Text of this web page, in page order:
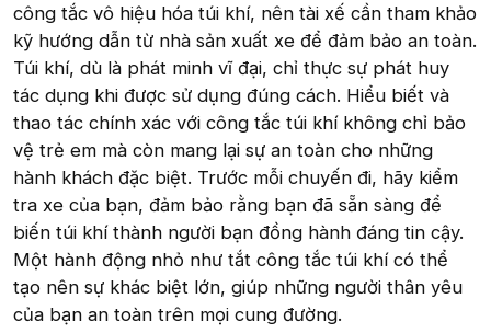
công tắc vô hiệu hóa túi khí, nên tài xế cần tham khảo
kỹ hướng dẫn từ nhà sản xuất xe để đảm bảo an toàn.
Túi khí, dù là phát minh vĩ đại, chỉ thực sự phát huy
tác dụng khi được sử dụng đúng cách. Hiểu biết và
thao tác chính xác với công tắc túi khí không chỉ bảo
vệ trẻ em mà còn mang lại sự an toàn cho những
hành khách đặc biệt. Trước mỗi chuyến đi, hãy kiểm
tra xe của bạn, đảm bảo rằng bạn đã sẵn sàng để
biến túi khí thành người bạn đồng hành đáng tin cậy.
Một hành động nhỏ như tắt công tắc túi khí có thể
tạo nên sự khác biệt lớn, giúp những người thân yêu
của bạn an toàn trên mọi cung đường.